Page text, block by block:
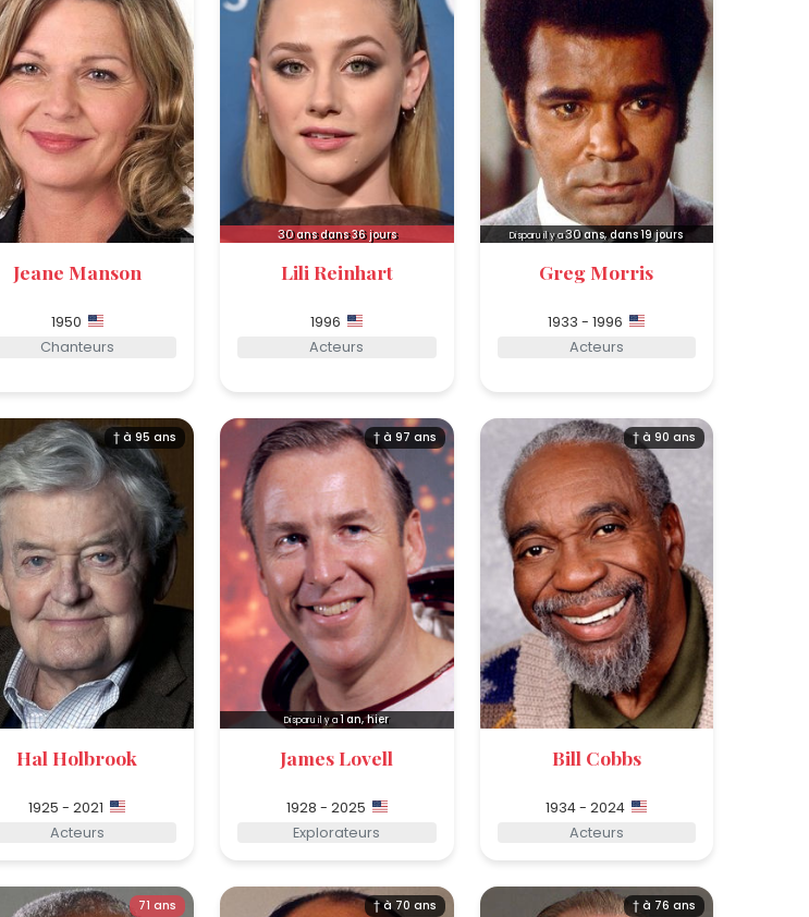
Jeane Manson
1950
Chanteurs
30 ans dans 36 jours
Lili Reinhart
1996
Acteurs
Disparu il y a30 ans, dans 19 jours
Greg Morris
1933 - 1996
Acteurs
† à 95 ans
Hal Holbrook
1925 - 2021
Acteurs
† à 97 ans
Disparu il y a 1an, hier
James Lovell
1928 - 2025
Explorateurs
† à 90 ans
Bill Cobbs
1934 - 2024
Acteurs
71 ans † à 70 ans † à 76 ans